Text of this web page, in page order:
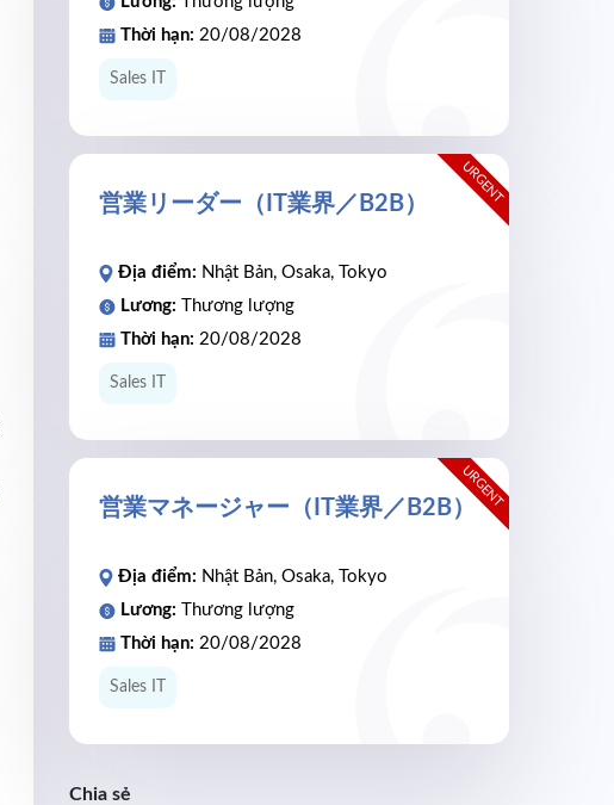
Thời hạn: 20/08/2028
Sales IT
URGENT
営業リーダー（IT業界／B2B）
Địa điểm: Nhật Bản, Osaka, Tokyo
Lương: Thương lượng
Thời hạn: 20/08/2028
Sales IT
URGENT
営業マネージャー（IT業界／B2B）
Địa điểm: Nhật Bản, Osaka, Tokyo
Lương: Thương lượng
Thời hạn: 20/08/2028
Sales IT
Chia sẻ